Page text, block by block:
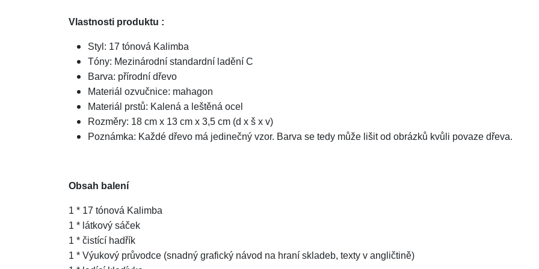
Vlastnosti produktu :
Styl: 17 tónová Kalimba
Tóny: Mezinárodní standardní ladění C
Barva: přírodní dřevo
Materiál ozvučnice: mahagon
Materiál prstů: Kalená a leštěná ocel
Rozměry: 18 cm x 13 cm x 3,5 cm (d x š x v)
Poznámka: Každé dřevo má jedinečný vzor. Barva se tedy může lišit od obrázků kvůli povaze dřeva.
Obsah balení
1 * 17 tónová Kalimba
1 * látkový sáček
1 * čistící hadřík
1 * Výukový průvodce (snadný grafický návod na hraní skladeb, texty v angličtině)